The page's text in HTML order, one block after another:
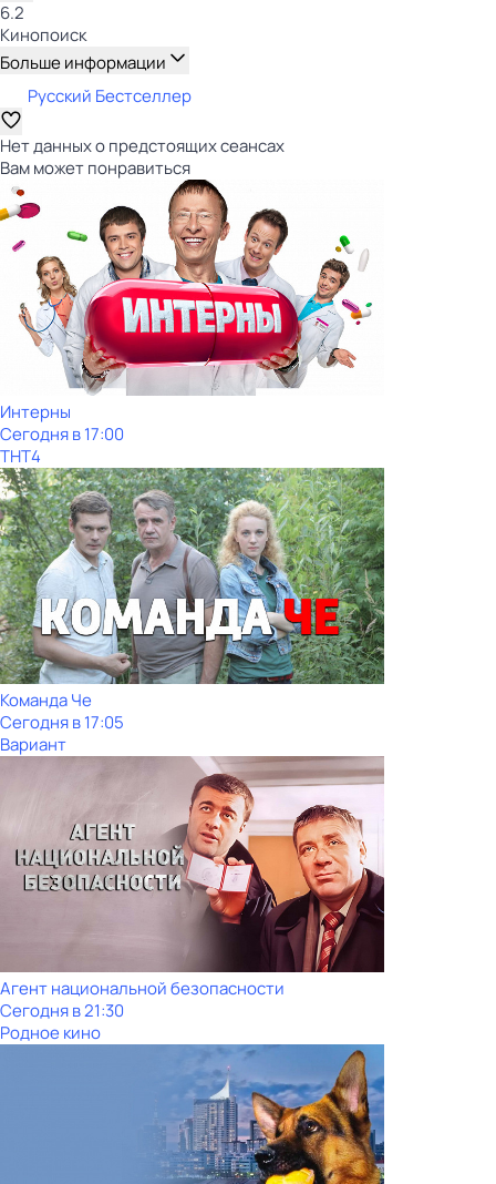
6.2
Кинопоиск
Больше информации
Русский Бестселлер
Нет данных о предстоящих сеансах
Вам может понравиться
Интерны
Сегодня в 17:00
ТНТ4
Команда Че
Сегодня в 17:05
Вариант
Агент национальной безопасности
Сегодня в 21:30
Родное кино